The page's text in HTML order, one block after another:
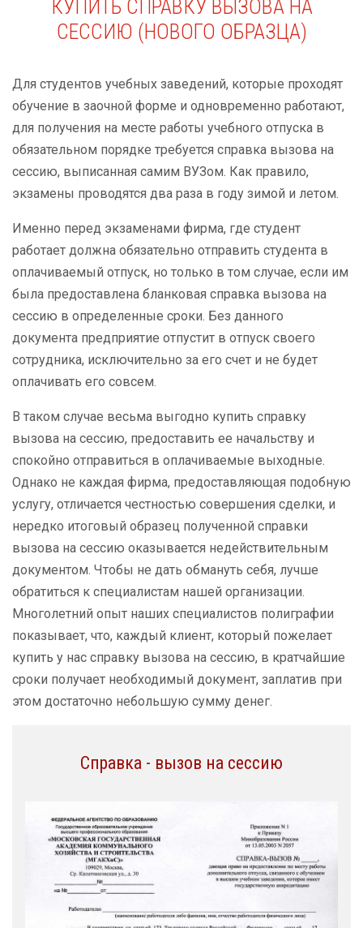
КУПИТЬ СПРАВКУ ВЫЗОВА НА
СЕССИЮ (НОВОГО ОБРАЗЦА)
Для студентов учебных заведений, которые проходят
обучение в заочной форме и одновременно работают,
для получения на месте работы учебного отпуска в
обязательном порядке требуется справка вызова на
сессию, выписанная самим ВУЗом. Как правило,
экзамены проводятся два раза в году зимой и летом.
Именно перед экзаменами фирма, где студент
работает должна обязательно отправить студента в
оплачиваемый отпуск, но только в том случае, если им
была предоставлена бланковая справка вызова на
сессию в определенные сроки. Без данного
документа предприятие отпустит в отпуск своего
сотрудника, исключительно за его счет и не будет
оплачивать его совсем.
В таком случае весьма выгодно купить справку
вызова на сессию, предоставить ее начальству и
спокойно отправиться в оплачиваемые выходные.
Однако не каждая фирма, предоставляющая подобную
услугу, отличается честностью совершения сделки, и
нередко итоговый образец полученной справки
вызова на сессию оказывается недействительным
документом. Чтобы не дать обмануть себя, лучше
обратиться к специалистам нашей организации.
Многолетний опыт наших специалистов полиграфии
показывает, что, каждый клиент, который пожелает
купить у нас справку вызова на сессию, в кратчайшие
сроки получает необходимый документ, заплатив при
этом достаточно небольшую сумму денег.
Справка - вызов на сессию